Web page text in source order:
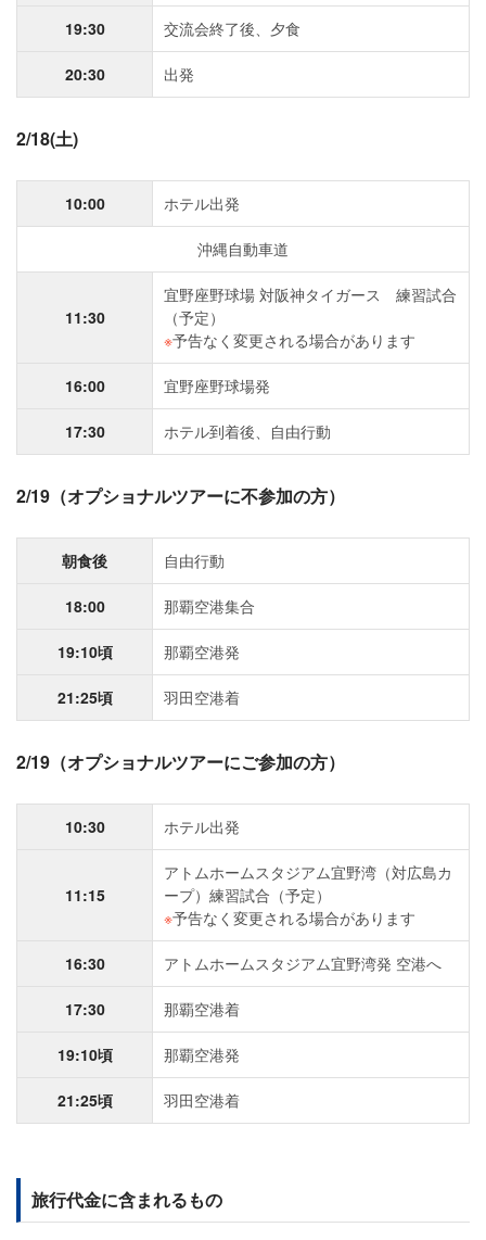
19:30 交流会終了後、夕食
20:30 出発
2/18(土)
10:00 ホテル出発
沖縄自動車道
11:30
宜野座野球場 対阪神タイガース 練習試合
（予定）
※予告なく変更される場合があります
16:00 宜野座野球場発
17:30 ホテル到着後、自由行動
2/19（オプショナルツアーに不参加の方）
朝食後 自由行動
18:00 那覇空港集合
19:10頃 那覇空港発
21:25頃 羽田空港着
2/19（オプショナルツアーにご参加の方）
10:30 ホテル出発
11:15
アトムホームスタジアム宜野湾（対広島カ
ープ）練習試合（予定）
※予告なく変更される場合があります
16:30 アトムホームスタジアム宜野湾発 空港へ
17:30 那覇空港着
19:10頃 那覇空港発
21:25頃 羽田空港着
旅行代金に含まれるもの